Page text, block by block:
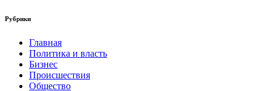
Рубрики
Главная
Политика и власть
Бизнес
Происшествия
Общество